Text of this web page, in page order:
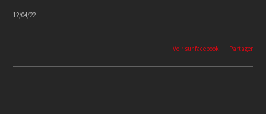
12/04/22
Voir sur facebook · Partager